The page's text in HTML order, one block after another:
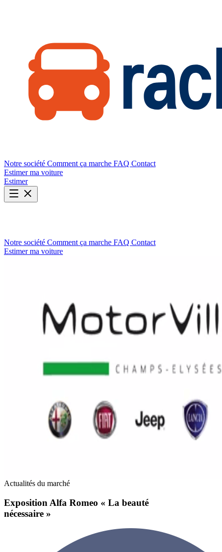
Notre société Comment ça marche FAQ Contact
Estimer ma voiture
Estimer
Notre société Comment ça marche FAQ Contact
Estimer ma voiture
Actualités du marché
Exposition Alfa Romeo « La beauté
nécessaire »